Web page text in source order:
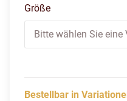
Größe
Bitte wählen Sie eine
Bestellbar in